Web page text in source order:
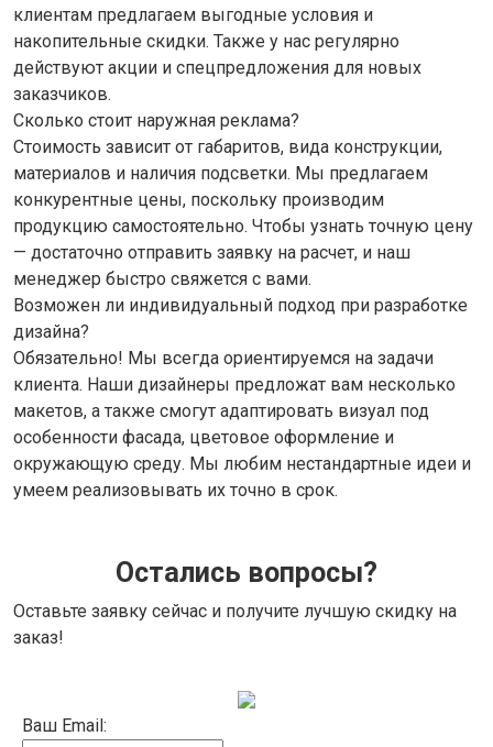
клиентам предлагаем выгодные условия и
накопительные скидки. Также у нас регулярно
действуют акции и спецпредложения для новых
заказчиков.
Сколько стоит наружная реклама?
Стоимость зависит от габаритов, вида конструкции,
материалов и наличия подсветки. Мы предлагаем
конкурентные цены, поскольку производим
продукцию самостоятельно. Чтобы узнать точную цену
— достаточно отправить заявку на расчет, и наш
менеджер быстро свяжется с вами.
Возможен ли индивидуальный подход при разработке
дизайна?
Обязательно! Мы всегда ориентируемся на задачи
клиента. Наши дизайнеры предложат вам несколько
макетов, а также смогут адаптировать визуал под
особенности фасада, цветовое оформление и
окружающую среду. Мы любим нестандартные идеи и
умеем реализовывать их точно в срок.
Остались вопросы?
Оставьте заявку сейчас и получите лучшую скидку на
заказ!
Ваш Email: